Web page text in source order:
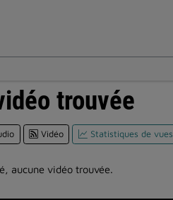
et Expositionstrouvée
Vidéo Statistiques de vues
aucune vidéo trouvée.